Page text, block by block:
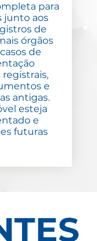
para
junto aos
de
órgãos
de
e
antigas.
esteja
e
futuras